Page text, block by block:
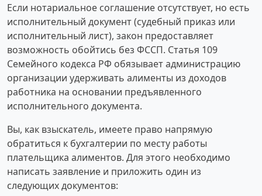
Если нотариальное соглашение отсутствует, но есть
исполнительный документ (судебный приказ или
исполнительный лист), закон предоставляет
возможность обойтись без ФССП. Статья 109
Семейного кодекса РФ обязывает администрацию
организации удерживать алименты из доходов
работника на основании предъявленного
исполнительного документа.
Вы, как взыскатель, имеете право напрямую
обратиться к бухгалтерии по месту работы
плательщика алиментов. Для этого необходимо
написать заявление и приложить один из
следующих документов: